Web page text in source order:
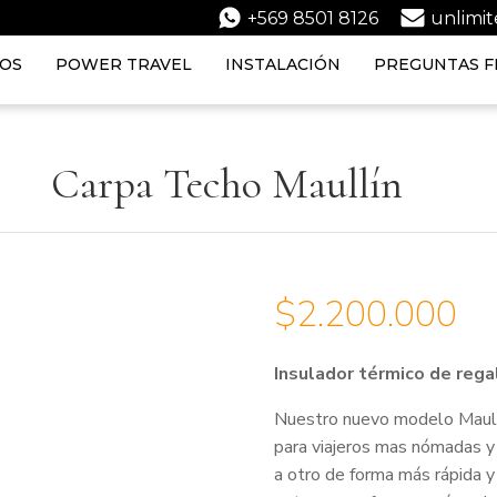
+569 8501 8126
POWER TRAVEL INSTALACIÓN PREGUNTAS
Carpa Techo Maullín
$2.200.000
Insulador térmico de
Nuestro nuevo modelo
para viajeros mas nómadas
a otro de forma más rápida